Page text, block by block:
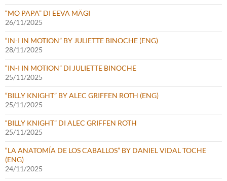
“MO PAPA” DI EEVA MÄGI
26/11/2025
“IN-I IN MOTION” BY JULIETTE BINOCHE (ENG)
28/11/2025
“IN-I IN MOTION” DI JULIETTE BINOCHE
25/11/2025
“BILLY KNIGHT” BY ALEC GRIFFEN ROTH (ENG)
25/11/2025
“BILLY KNIGHT” DI ALEC GRIFFEN ROTH
25/11/2025
“LA ANATOMÍA DE LOS CABALLOS” BY DANIEL VIDAL TOCHE
(ENG)
24/11/2025